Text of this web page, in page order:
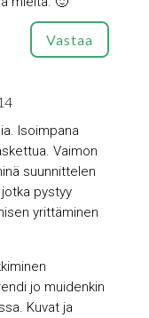
Vastaa
Isoimpana
Vaimon
suunnittelen
pystyy
yrittäminen
jo muidenkin
Kuvat ja